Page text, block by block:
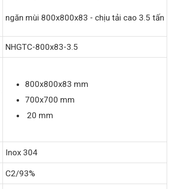
ngăn mùi 800x800x83 - chịu tải cao 3.5 tấn
NHGTC-800x83-3.5
800x800x83 mm
700x700 mm
20 mm
Inox 304
C2/93%